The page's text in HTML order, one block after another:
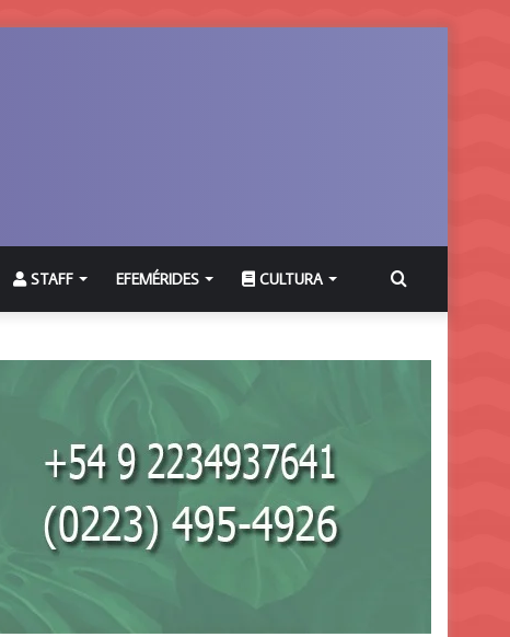
STAFF EFEMÉRIDES CULTURA Buscar